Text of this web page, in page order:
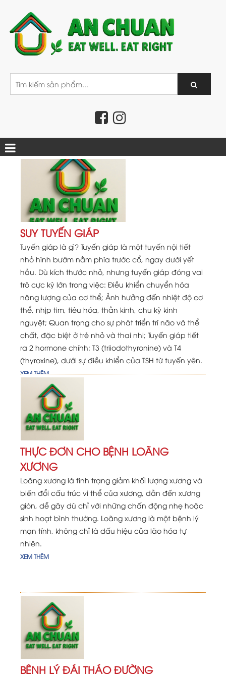
SUY TUYẾN GIÁP
Tuyến giáp là gì? Tuyến giáp là một tuyến nội tiết
nhỏ hình bướm nằm phía trước cổ, ngay dưới yết
hầu. Dù kích thước nhỏ, nhưng tuyến giáp đóng vai
trò cực kỳ lớn trong việc: Điều khiển chuyển hóa
năng lượng của cơ thể; Ảnh hưởng đến nhiệt độ cơ
thể, nhịp tim, tiêu hóa, thần kinh, chu kỳ kinh
nguyệt; Quan trọng cho sự phát triển trí não và thể
chất, đặc biệt ở trẻ nhỏ và thai nhi; Tuyến giáp tiết
ra 2 hormone chính: T3 (triiodothyronine) và T4
(thyroxine), dưới sự điều khiển của TSH từ tuyến yên.
XEM THÊM
THỰC ĐƠN CHO BỆNH LOÃNG
XƯƠNG
Loãng xương là tình trạng giảm khối lượng xương và
biến đổi cấu trúc vi thể của xương, dẫn đến xương
giòn, dễ gãy dù chỉ với những chấn động nhẹ hoặc
sinh hoạt bình thường. Loãng xương là một bệnh lý
mạn tính, không chỉ là dấu hiệu của lão hóa tự
nhiên.
XEM THÊM
BỆNH LÝ ĐÁI THÁO ĐƯỜNG